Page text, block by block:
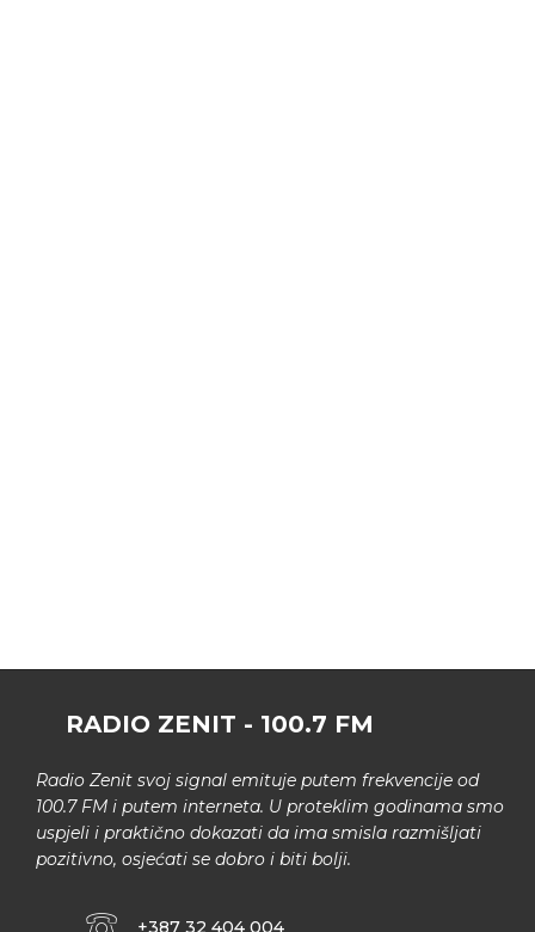
RADIO ZENIT - 100.7 FM
Radio Zenit svoj signal emituje putem frekvencije od
100.7 FM i putem interneta. U proteklim godinama smo
uspjeli i praktično dokazati da ima smisla razmišljati
pozitivno, osjećati se dobro i biti bolji.
+387 32 404 004